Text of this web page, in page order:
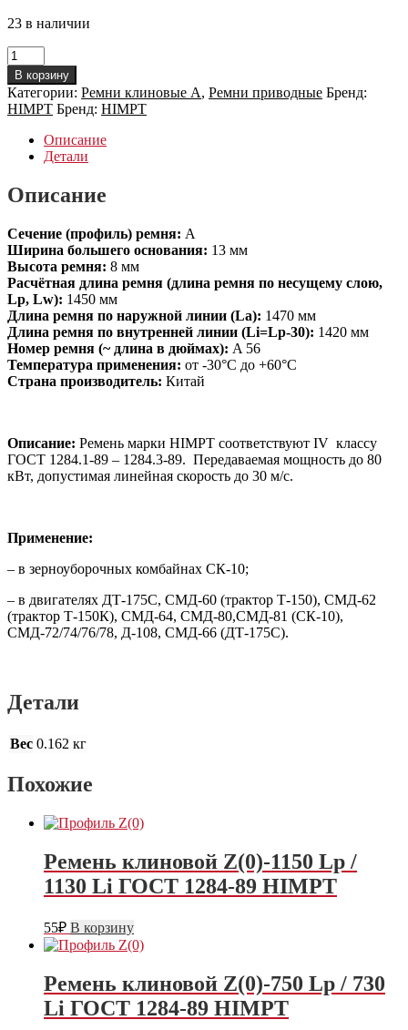
23 в наличии
Количество
товара
Ремень
клиновой
А-1450
Li
ГОСТ
89
HIMPT
В корзину
Категории: Ремни клиновые А, Ремни приводные Бренд:
HIMPT Бренд: HIMPT
Описание
Детали
Описание
Сечение (профиль) ремня: А
Ширина большего основания: 13 мм
Высота ремня: 8 мм
Расчётная длина ремня (длина ремня по несущему слою,
Lp, Lw): 1450 мм
Длина ремня по наружной линии (La): 1470 мм
Длина ремня по внутренней линии (Li=Lp-30): 1420 мм
Номер ремня (~ длина в дюймах): A 56
Температура применения: от -30°C до +60°C
Страна производитель: Китай
Описание: Ремень марки HIMPT соответствуют IV классу
ГОСТ 1284.1-89 – 1284.3-89. Передаваемая мощность до 80
кВт, допустимая линейная скорость до 30 м/с.
Применение:
– в зерноуборочных комбайнах СК-10;
– в двигателях ДТ-175С, СМД-60 (трактор Т-150), СМД-62
(трактор Т-150К), СМД-64, СМД-80,СМД-81 (СК-10),
СМД-72/74/76/78, Д-108, СМД-66 (ДТ-175С).
Детали
Вес 0.162 кг
Похожие
Ремень клиновой Z(0)-1150 Lp /
1130 Li ГОСТ 1284-89 HIMPT
55₽ В корзину
Ремень клиновой Z(0)-750 Lp / 730
Li ГОСТ 1284-89 HIMPT